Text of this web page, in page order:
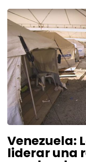
Venezuela:
liderar una